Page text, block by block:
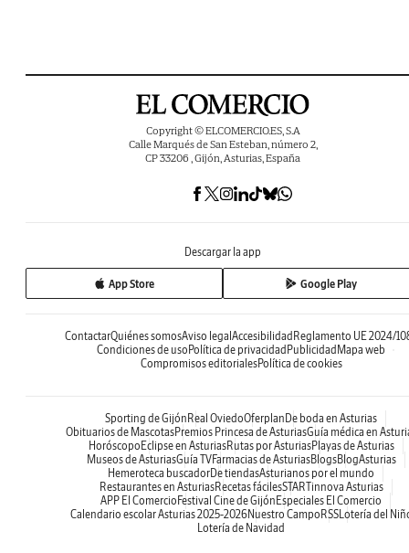
Copyright © ELCOMERCIO.ES, S.A
Calle Marqués de San Esteban, número 2,
CP 33206 , Gijón, Asturias, España
Descargar la app
App Store Google Play
ContactarQuiénes somosAviso legal Accesibilidad Reglamento UE 2024/
Condiciones de uso Política de privacidad Publicidad Mapa web
Compromisos editorialesPolítica de cookies
Sporting de Gijón Real OviedoOferplan De boda en Asturias
Obituarios de MascotasPremios Princesa de AsturiasGuía médica en
Horóscopo Eclipse en AsturiasRutas por AsturiasPlayas de Asturias
Museos de AsturiasGuía TVFarmacias de AsturiasBlogsBlogAsturias
Hemeroteca buscadorDe tiendasAsturianos por el mundo
Restaurantes en AsturiasRecetas fácilesSTARTinnova Asturias
APP El Comercio Festival Cine de Gijón Especiales El Comercio
Calendario escolar Asturias 2025-2026Nuestro Campo RSSLotería del
Lotería de Navidad